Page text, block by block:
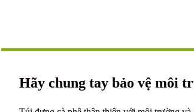
Hãy chung tay bảo vệ môi